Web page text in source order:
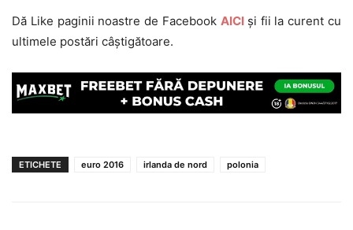
Dă Like paginii noastre de Facebook AICI și fii la curent cu
ultimele postări câștigătoare.
ETICHETE euro 2016 irlanda de nord polonia